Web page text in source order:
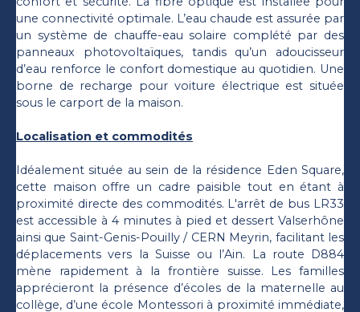
une connectivité optimale. L’eau chaude est assurée par
un système de chauffe-eau solaire complété par des
panneaux photovoltaïques, tandis qu’un adoucisseur
d’eau renforce le confort domestique au quotidien. Une
borne de recharge pour voiture électrique est située
sous le carport de la maison.
Localisation et commodités
Idéalement située au sein de la résidence Eden Square,
cette maison offre un cadre paisible tout en étant à
proximité directe des commodités. L'arrêt de bus LR33
est accessible à 4 minutes à pied et dessert Valserhône
ainsi que Saint-Genis-Pouilly / CERN Meyrin, facilitant les
déplacements vers la Suisse ou l’Ain. La route D884
mène rapidement à la frontière suisse. Les familles
apprécieront la présence d’écoles de la maternelle au
collège, d’une école Montessori à proximité immédiate,